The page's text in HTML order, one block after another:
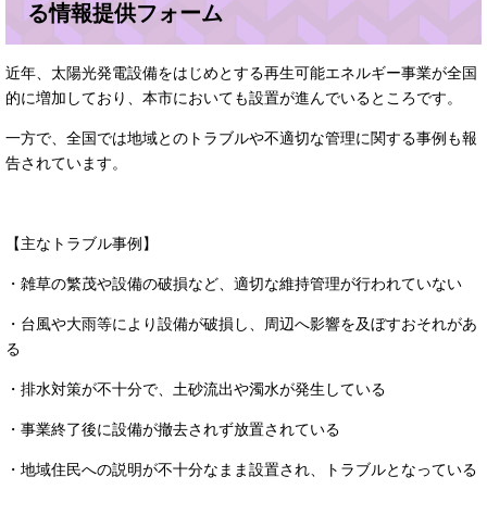
る情報提供フォーム
近年、太陽光発電設備をはじめとする再生可能エネルギー事業が全国
的に増加しており、本市においても設置が進んでいるところです。
一方で、全国では地域とのトラブルや不適切な管理に関する事例も報
告されています。
【主なトラブル事例】
・雑草の繁茂や設備の破損など、適切な維持管理が行われていない
・台風や大雨等により設備が破損し、周辺へ影響を及ぼすおそれがあ
る
・排水対策が不十分で、土砂流出や濁水が発生している
・事業終了後に設備が撤去されず放置されている
・地域住民への説明が不十分なまま設置され、トラブルとなっている